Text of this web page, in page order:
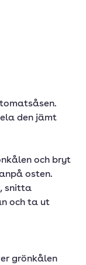
den jämt
och bryt
osten.
snitta
och ta ut
grönkålen